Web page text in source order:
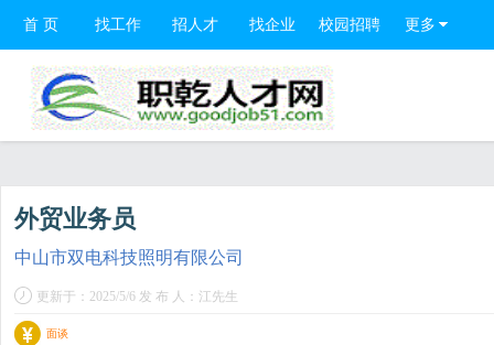
首 页 找工作 招人才 找企业 校园招聘 更多
外贸业务员
中山市双电科技照明有限公司
更新于：2025/5/6 发 布 人：江先生
面谈